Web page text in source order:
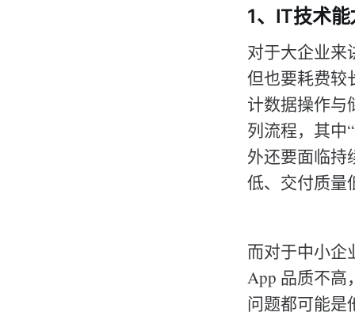
1、IT技术
对于大企业来
但也要耗费较
计数据操作与
列流程，其中
外还要面临持
低、交付质量
而对于中小企
App 品质不高
问题都可能是